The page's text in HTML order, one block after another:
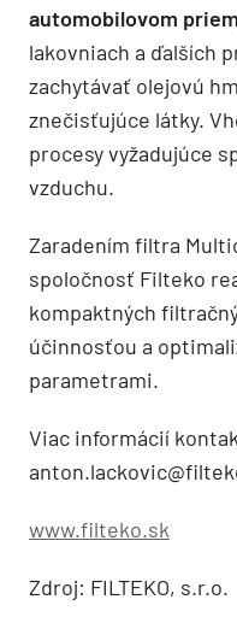
automobilovom
lakovniach a ďalších
zachytávať olejovú
znečisťujúce látky.
procesy vyžadujúce
vzduchu.
Zaradením filtra
spoločnosť Filteko
kompaktných
účinnosťou a
parametrami.
Viac informácií
www.filteko.sk
Zdroj: FILTEKO, s.r.o.